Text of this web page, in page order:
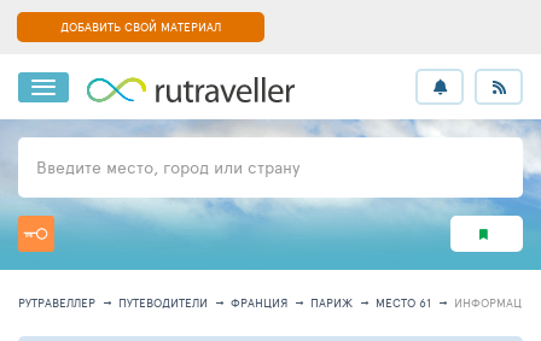
ДОБАВИТЬ СВОЙ МАТЕРИАЛ
Введите место, город или страну
РУТРАВЕЛЛЕР ПУТЕВОДИТЕЛИ ФРАНЦИЯ ПАРИЖ МЕСТО 61 ИНФОРМАЦИЯ